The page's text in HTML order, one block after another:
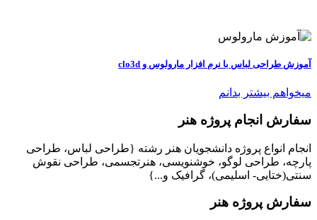
آموزش طراحی لباس با نرم افزار مارولوس و clo3d
میخواهم بیشتر بدانم
سفارش انجام پروژه هنر
انجام انواع پروژه دانشجویان هنر رشته {طراحی لباس، طراحی
پارچه، طراحی لوگو، خوشنویسی، هنرتجسمی، طراحی نقوش
سنتی(ختایی- اسلیمی)، گرافیک و...}
سفارش پروژه هنر